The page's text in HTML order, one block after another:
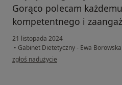
Gorąco polecam
kompetentnego i
21 listopada 2024
• Gabinet Dietetyczny - Ewa Borowska
w opinii użytkownika Magdalena
zgłoś nadużycie